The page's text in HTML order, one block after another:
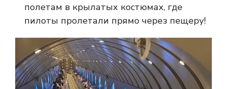
полетам в крылатых костюмах, где
пилоты пролетали прямо через пещеру!